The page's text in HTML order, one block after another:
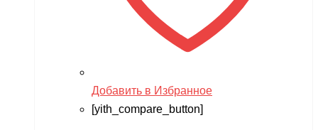
Добавить в Избранное
[yith_compare_button]